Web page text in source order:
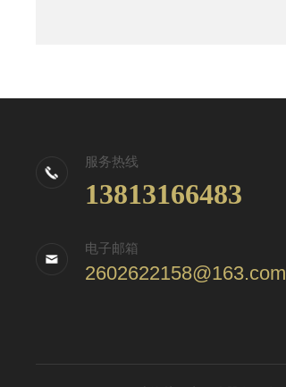
服务热线
13813166483
电子邮箱
2602622158@163.com